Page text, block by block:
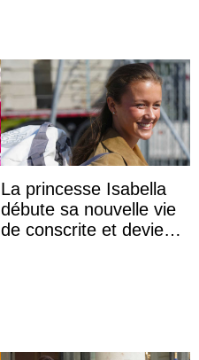
La princesse Isabella
débute sa nouvelle vie
de conscrite et devient